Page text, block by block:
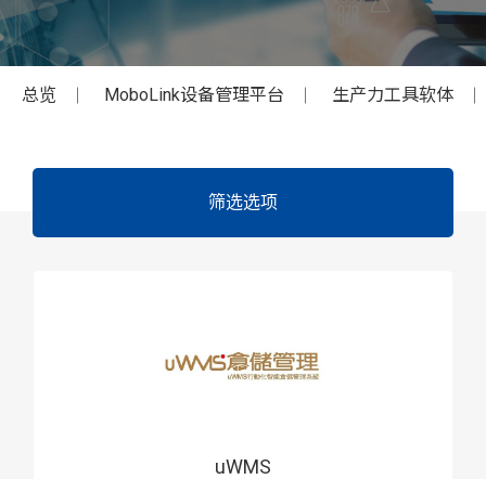
总览 MoboLink设备管理平台 生产力工具软体
筛选选项
uWMS